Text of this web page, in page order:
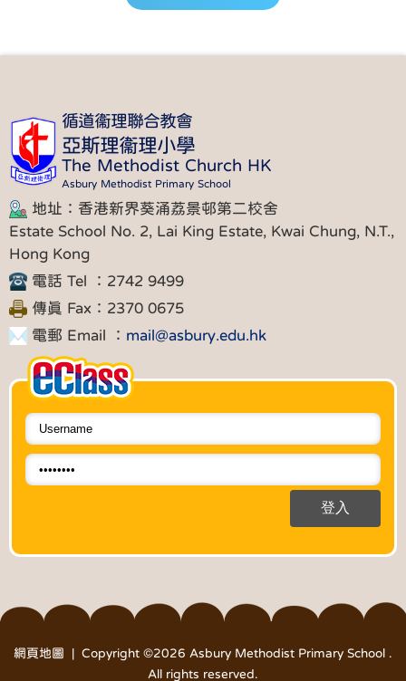
循道衞理聯合教會
亞斯理衞理小學
The Methodist Church HK
Asbury Methodist Primary School
地址：香港新界葵涌荔景邨第二校舍
Estate School No. 2, Lai King Estate, Kwai Chung, N.T.,
Hong Kong
電話 Tel ：2742 9499
傳真 Fax：2370 0675
電郵 Email ： mail@asbury.edu.hk
網頁地圖 | Copyright ©2026 Asbury Methodist Primary School .
All rights reserved.